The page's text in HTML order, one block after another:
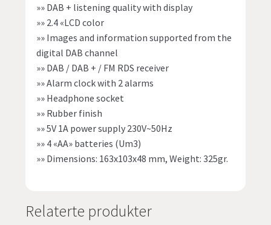
»» DAB + listening quality with display
»» 2.4 «LCD color
»» Images and information supported from the
digital DAB channel
»» DAB / DAB + / FM RDS receiver
»» Alarm clock with 2 alarms
»» Headphone socket
»» Rubber finish
»» 5V 1A power supply 230V~50Hz
»» 4 «AA» batteries (Um3)
»» Dimensions: 163x103x48 mm, Weight: 325gr.
Relaterte produkter